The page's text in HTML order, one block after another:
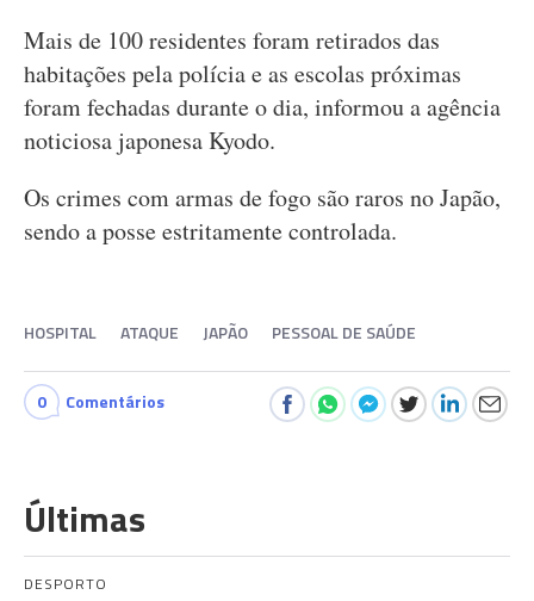
Mais de 100 residentes foram retirados das
habitações pela polícia e as escolas próximas
foram fechadas durante o dia, informou a agência
noticiosa japonesa Kyodo.
Os crimes com armas de fogo são raros no Japão,
sendo a posse estritamente controlada.
HOSPITAL ATAQUE JAPÃO PESSOAL DE SAÚDE
0 Comentários
Últimas
DESPORTO